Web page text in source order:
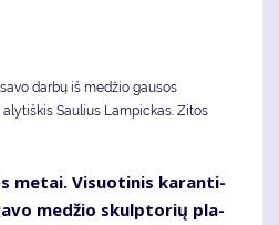
darbų iš medžio gausos
Saulius Lampickas. Zitos
me­tai. Vi­suo­ti­nis ka­ran­ti­
me­džio skulp­to­rių pla­